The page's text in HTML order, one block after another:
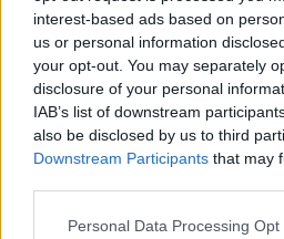
interest-based ads based on
us or personal information
your opt-out. You may separately
disclosure of your personal
IAB’s list of downstream
also be disclosed by us to third
Downstream Participants that may
Please note that this website/app
Personal Data Processing Opt
tekintetében némileg még
a magyar gyökerű játékosok
12 olyan fiatal van most a
képessége megfelelő,
inkább az adminisztratív,
nehezebb, ilyen a kettős
feltételeinek igazolása, vagy
kérdések.